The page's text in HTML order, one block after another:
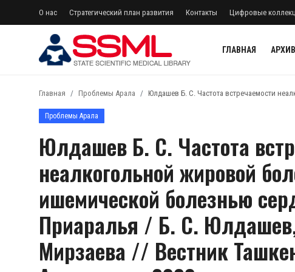
О нас Стратегический план развития Контакты Цифровые
ГЛАВНАЯ
регистр
Главная
Архив журналов Узбекистана
Стратегический план развития
Контакты
Главная Проблемы Арала Юлдашев Б. С. Частота встречаемости
Проблемы Арала
Юлдашев Б. С. Частота
неалкогольной жировой
ишемической болезнью
Приаралья / Б. С.
Мирзаева // Вестник